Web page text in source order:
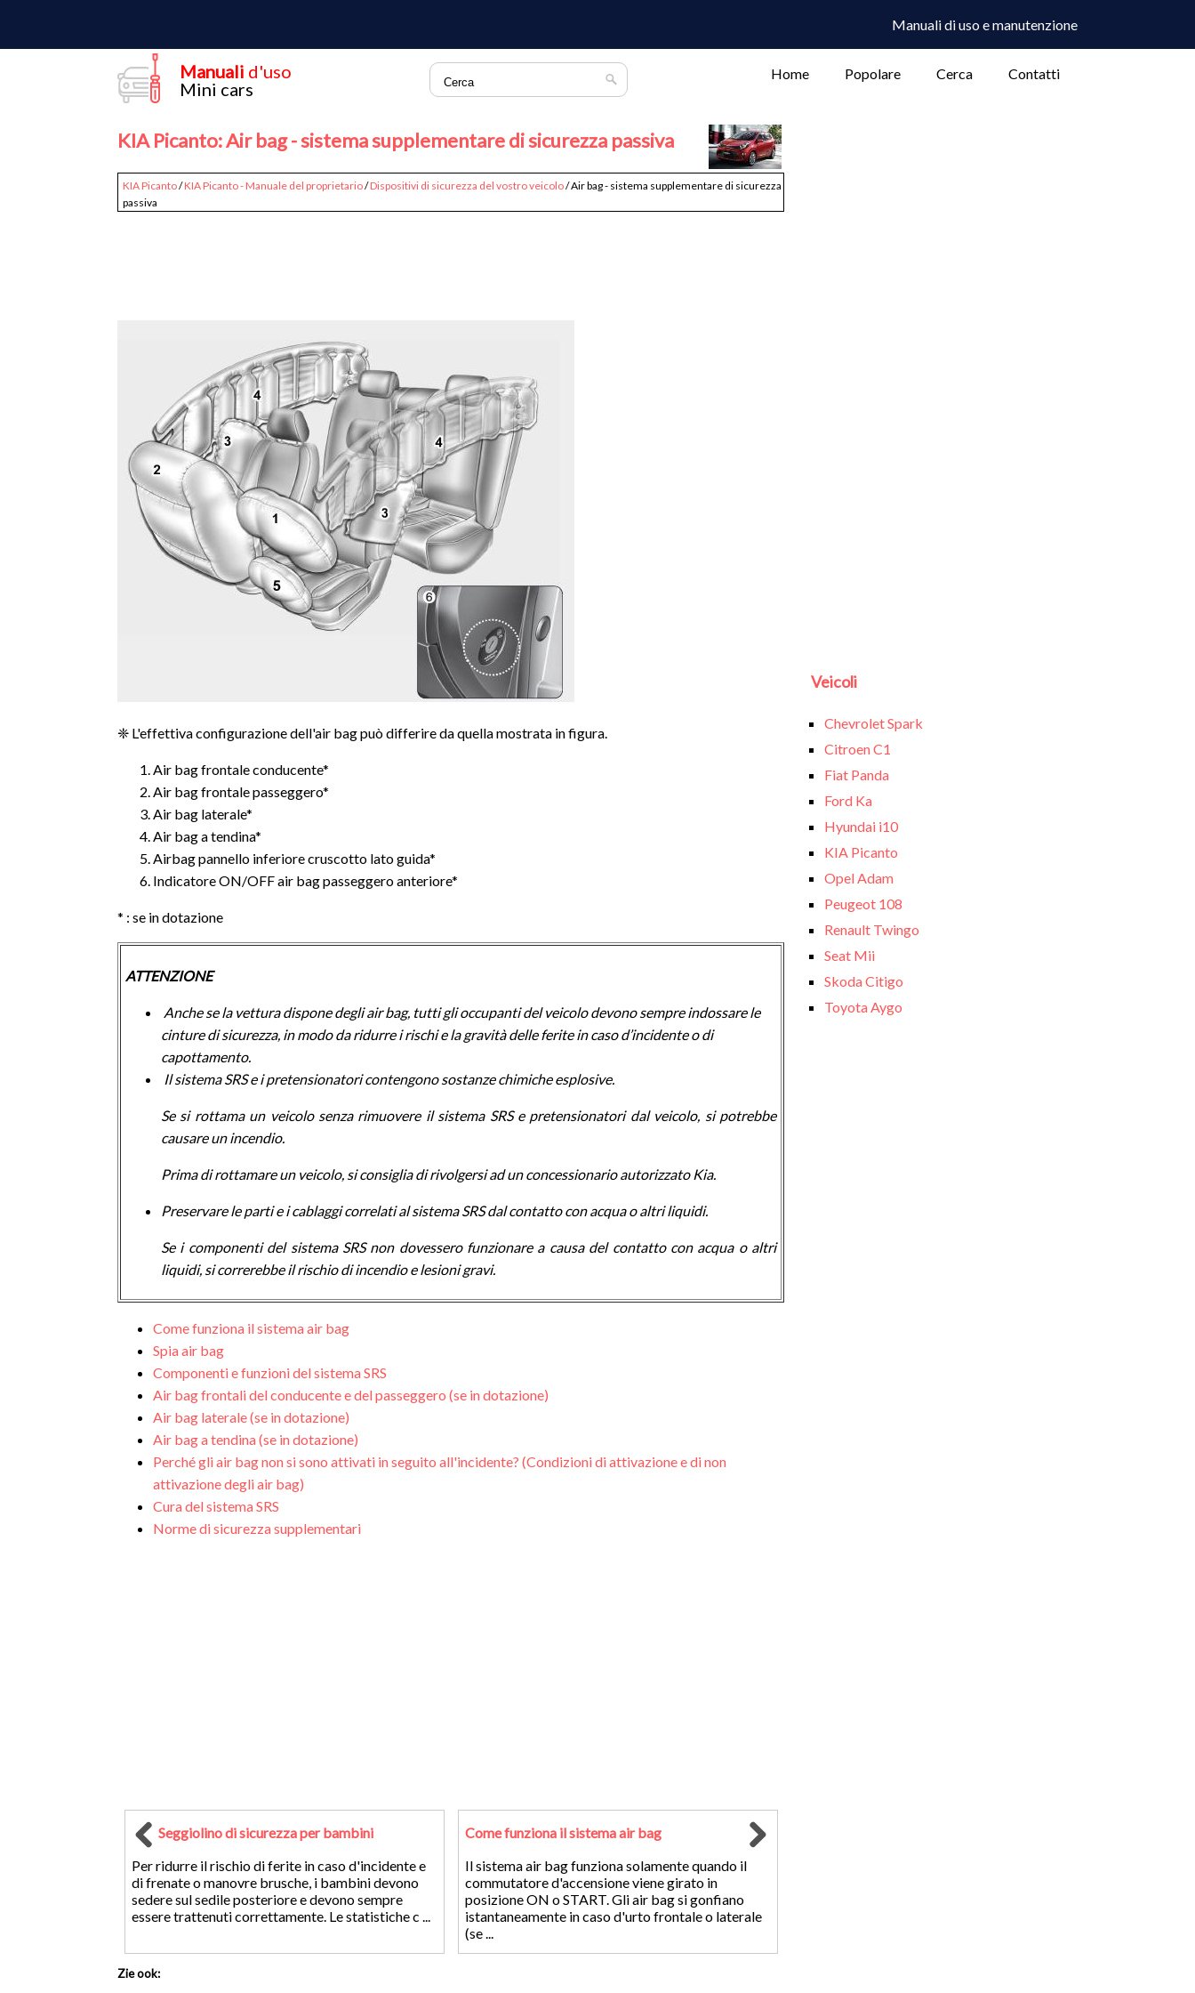
Manuali di uso e manutenzione
Manuali d'uso
Mini cars
Home Popolare Cerca Contatti
KIA Picanto: Air bag - sistema supplementare di sicurezza passiva
KIA Picanto/KIA Picanto - Manuale del proprietario/Dispositivi di sicurezza del vostro veicolo/ Air bag - sistema supplementare di sicurezza
passiva
❈ L'effettiva configurazione dell'air bag può differire da quella mostrata in figura.
Air bag frontale conducente*
Air bag frontale passeggero*
Air bag laterale*
Air bag a tendina*
Airbag pannello inferiore cruscotto lato guida*
Indicatore ON/OFF air bag passeggero anteriore*
* : se in dotazione
ATTENZIONE
Anche se la vettura dispone degli air bag, tutti gli occupanti del veicolo devono sempre indossare le
cinture di sicurezza, in modo da ridurre i rischi e la gravità delle ferite in caso d’incidente o di
capottamento.
Il sistema SRS e i pretensionatori contengono sostanze chimiche esplosive.
Se si rottama un veicolo senza rimuovere il sistema SRS e pretensionatori dal veicolo, si potrebbe
causare un incendio.
Prima di rottamare un veicolo, si consiglia di rivolgersi ad un concessionario autorizzato Kia.
Preservare le parti e i cablaggi correlati al sistema SRS dal contatto con acqua o altri liquidi.
Se i componenti del sistema SRS non dovessero funzionare a causa del contatto con acqua o altri
liquidi, si correrebbe il rischio di incendio e lesioni gravi.
Come funziona il sistema air bag
Spia air bag
Componenti e funzioni del sistema SRS
Air bag frontali del conducente e del passeggero (se in dotazione)
Air bag laterale (se in dotazione)
Air bag a tendina (se in dotazione)
Perché gli air bag non si sono attivati in seguito all'incidente? (Condizioni di attivazione e di non
attivazione degli air bag)
Cura del sistema SRS
Norme di sicurezza supplementari
Seggiolino di sicurezza per bambini
Per ridurre il rischio di ferite in caso d'incidente e
di frenate o manovre brusche, i bambini devono
sedere sul sedile posteriore e devono sempre
essere trattenuti correttamente. Le statistiche c ...
Come funziona il sistema air bag
Il sistema air bag funziona solamente quando il
commutatore d'accensione viene girato in
posizione ON o START. Gli air bag si gonfiano
istantaneamente in caso d'urto frontale o laterale
(se ...
Zie ook:
Veicoli
Chevrolet Spark
Citroen C1
Fiat Panda
Ford Ka
Hyundai i10
KIA Picanto
Opel Adam
Peugeot 108
Renault Twingo
Seat Mii
Skoda Citigo
Toyota Aygo